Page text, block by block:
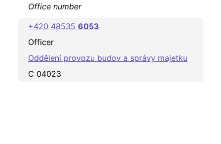
Office number
+420 48535 6053
Officer
Oddělení provozu budov a správy majetku
C 04023